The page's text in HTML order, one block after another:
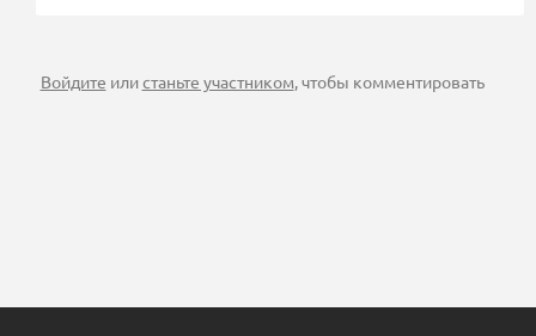
Войдите илистаньте участником, чтобы комментировать